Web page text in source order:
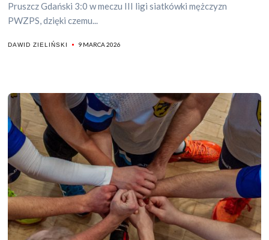
Pruszcz Gdański 3:0 w meczu III ligi siatkówki mężczyzn
PWZPS, dzięki czemu...
DAWID ZIELIŃSKI 9 MARCA 2026